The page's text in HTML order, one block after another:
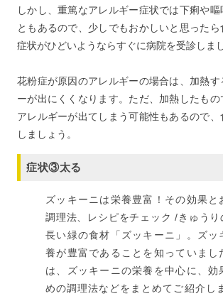
しかし、重篤なアレルギー症状では下痢や嘔
ともあるので、少しでもおかしいと思ったら
症状がひどいようならすぐに病院を受診しま
花粉症が原因のアレルギーの場合は、加熱
ーが出にくくなります。ただ、加熱したも
アレルギーが出てしまう可能性もあるので
しましょう。
症状③太る
ズッキーニは栄養豊富！その効果と
調理法、レシピをチェック /きゅうり
長い緑の食材「ズッキーニ」。ズッ
養が豊富であることを知っていまし
は、ズッキーニの栄養を中心に、効
めの調理法などをまとめてご紹介し